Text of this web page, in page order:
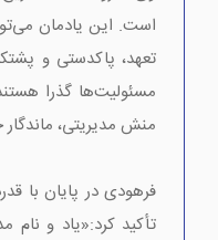
است. این یادمان
تعهد، پاکدستی و
مسئولیت‌ها گذرا
منش مدیریتی،
فرهودی در پایان با
تأکید کرد:«یاد و